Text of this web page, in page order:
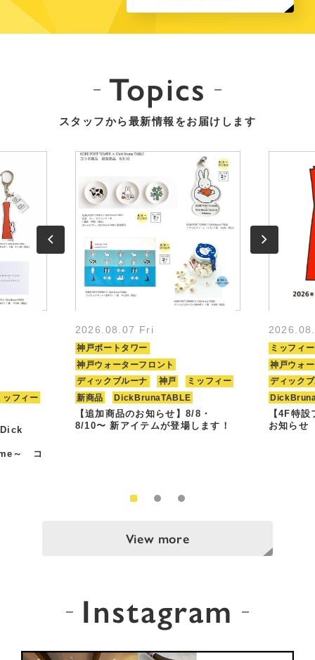
Topics
スタッフから最新情報をお届けします
ッフィー
～ コ
2026.08.07 Fri
神戸ポートタワー
神戸ウォーターフロント
ディックブルーナ
神戸
ミッフィー
新商品
DickBrunaTABLE
【追加商品のお知らせ】8/8・
8/10〜 新アイテムが登場します！
ミッフィー
神戸ウォ
ディック
【4F特
お知らせ
View more
Instagram